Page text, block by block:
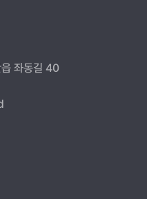
좌동길 40